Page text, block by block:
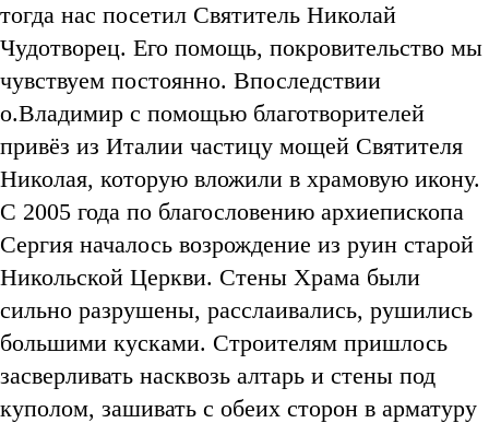
тогда нас посетил Святитель Николай
Чудотворец. Его помощь, покровительство мы
чувствуем постоянно. Впоследствии
о.Владимир с помощью благотворителей
привёз из Италии частицу мощей Святителя
Николая, которую вложили в храмовую икону.
С 2005 года по благословению архиепископа
Сергия началось возрождение из руин старой
Никольской Церкви. Стены Храма были
сильно разрушены, расслаивались, рушились
большими кусками. Строителям пришлось
засверливать насквозь алтарь и стены под
куполом, зашивать с обеих сторон в арматуру